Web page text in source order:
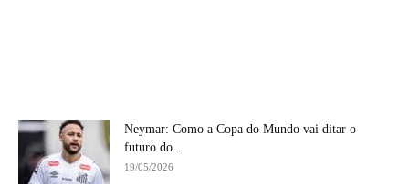
Neymar: Como a Copa do Mundo vai ditar o
futuro do...
19/05/2026